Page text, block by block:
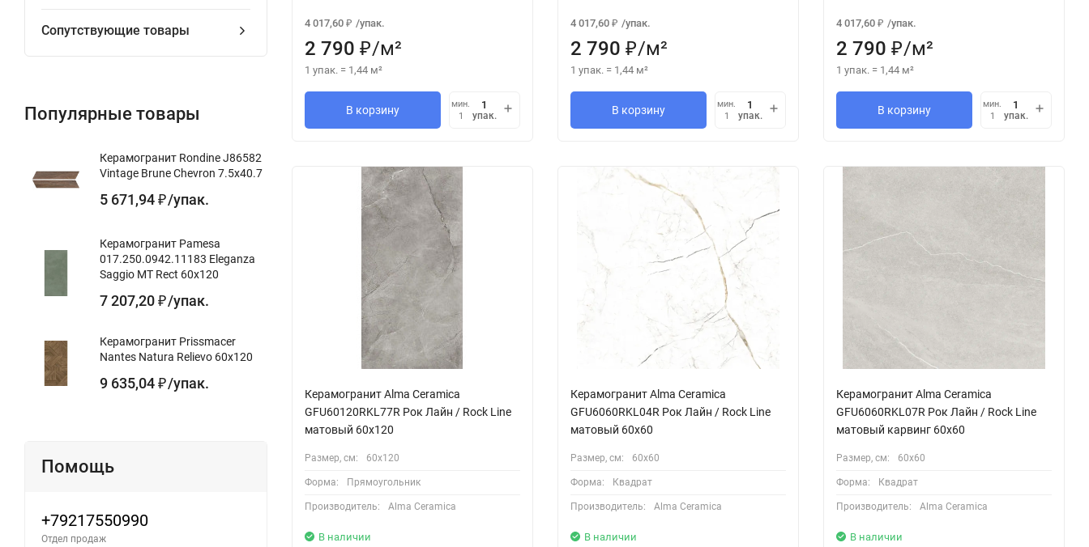
Сопутствующие товары
Популярные товары
Керамогранит Rondine J86582
Vintage Brune Chevron 7.5x40.7
5 671,94 ₽ /упак.
Керамогранит Pamesa
017.250.0942.11183 Eleganza
Saggio MT Rect 60x120
7 207,20 ₽ /упак.
Керамогранит Prissmacer
Nantes Natura Relievo 60x120
9 635,04 ₽ /упак.
Помощь
+79217550990
Отдел продаж
4 017,60 ₽ /упак.
2 790 ₽/м²
1 упак. = 1,44 м²
В корзину
мин.
1
упак.
4 017,60 ₽ /упак.
2 790 ₽/м²
1 упак. = 1,44 м²
В корзину
мин.
1
упак.
4 017,60 ₽ /упак.
2 790 ₽/м²
1 упак. = 1,44 м²
В корзину
мин.
1
упак.
Керамогранит Alma Ceramica
GFU60120RKL77R Рок Лайн / Rock Line
матовый 60x120
Размер, см: 60х120
Форма: Прямоугольник
Производитель: Alma Ceramica
В наличии
Керамогранит Alma Ceramica
GFU6060RKL04R Рок Лайн / Rock Line
матовый 60x60
Размер, см: 60х60
Форма: Квадрат
Производитель: Alma Ceramica
В наличии
Керамогранит Alma Ceramica
GFU6060RKL07R Рок Лайн / Rock Line
матовый карвинг 60x60
Размер, см: 60х60
Форма: Квадрат
Производитель: Alma Ceramica
В наличии